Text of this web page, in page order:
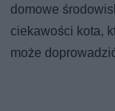
domowe
ciekawości kota,
może